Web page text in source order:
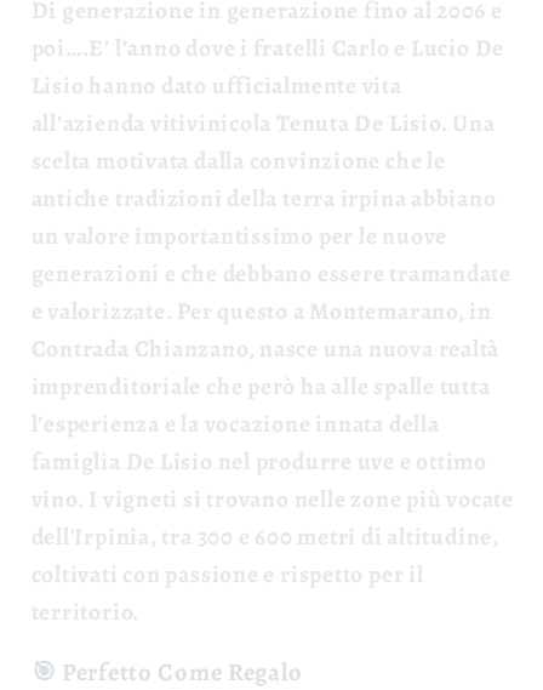
Di generazione in generazione fino al 2006 e
poi….E’ l’anno dove i fratelli Carlo e Lucio De
Lisio hanno dato ufficialmente vita
all’azienda vitivinicola Tenuta De Lisio. Una
scelta motivata dalla convinzione che le
antiche tradizioni della terra irpina abbiano
un valore importantissimo per le nuove
generazioni e che debbano essere tramandate
e valorizzate. Per questo a Montemarano, in
Contrada Chianzano, nasce una nuova realtà
imprenditoriale che però ha alle spalle tutta
l’esperienza e la vocazione innata della
famiglia De Lisio nel produrre uve e ottimo
vino. I vigneti si trovano nelle zone più vocate
dell'Irpinia, tra 300 e 600 metri di altitudine,
coltivati con passione e rispetto per il
territorio.
🎯 Perfetto Come Regalo